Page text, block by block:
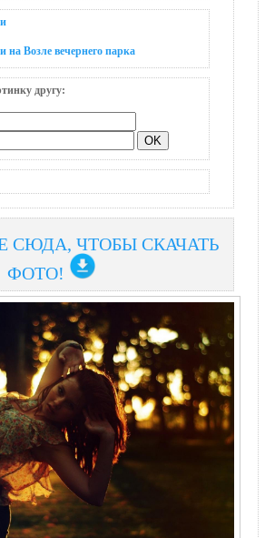
на Возле вечернегo парка
другу:
СЮДА, ЧТОБЫ СКАЧАТЬ
ФОТО!